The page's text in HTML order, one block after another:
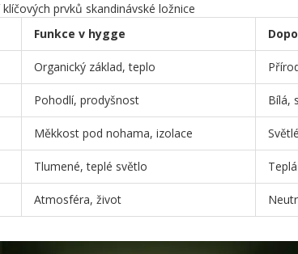
klíčových prvků skandinávské ložnice
Funkce v hygge
Organický základ, teplo
Pohodlí, prodyšnost Bílá,
Měkkost pod nohama, izolace
Tlumené, teplé světlo
Atmosféra, život